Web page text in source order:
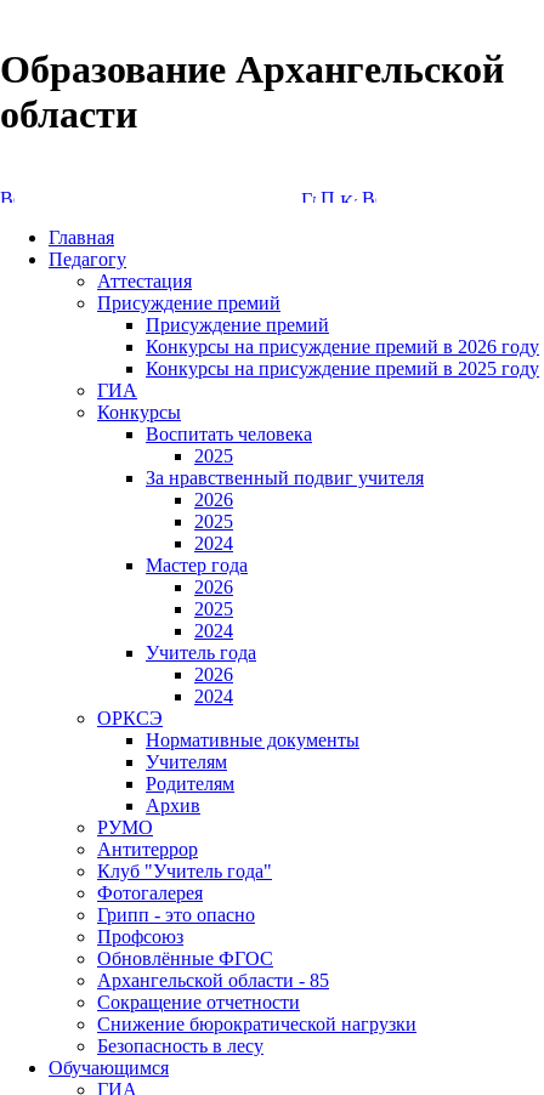
Образование Архангельской
области
Главная
Педагогу
Аттестация
Присуждение премий
Присуждение премий
Конкурсы на присуждение премий в 2026 году
Конкурсы на присуждение премий в 2025 году
ГИА
Конкурсы
Воспитать человека
2025
За нравственный подвиг учителя
2026
2025
2024
Мастер года
2026
2025
2024
Учитель года
2026
2024
ОРКСЭ
Нормативные документы
Учителям
Родителям
Архив
РУМО
Антитеррор
Клуб "Учитель года"
Фотогалерея
Грипп - это опасно
Профсоюз
Обновлённые ФГОС
Архангельской области - 85
Сокращение отчетности
Снижение бюрократической нагрузки
Безопасность в лесу
Обучающимся
ГИА